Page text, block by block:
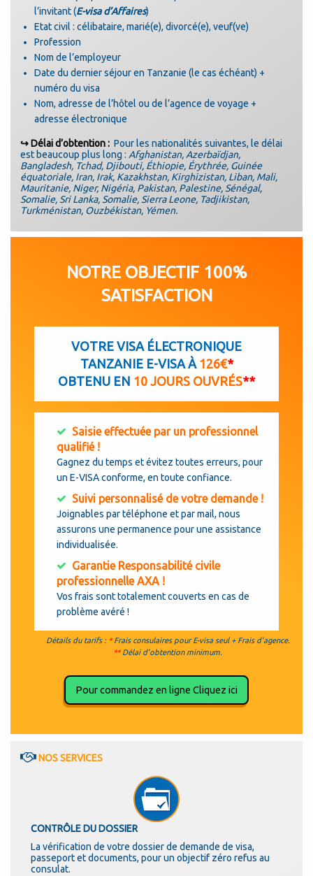
l’invitant (E-visa d’Affaires)
Etat civil : célibataire, marié(e), divorcé(e), veuf(ve)
Profession
Nom de l’employeur
Date du dernier séjour en Tanzanie (le cas échéant) +
numéro du visa
Nom, adresse de l’hôtel ou de l’agence de voyage +
adresse électronique
↪ Délai d’obtention : Pour les nationalités suivantes, le délai
est beaucoup plus long : Afghanistan, Azerbaïdjan,
Bangladesh, Tchad, Djibouti, Éthiopie, Érythrée, Guinée
équatoriale, Iran, Irak, Kazakhstan, Kirghizistan, Liban, Mali,
Mauritanie, Niger, Nigéria, Pakistan, Palestine, Sénégal,
Somalie, Sri Lanka, Somalie, Sierra Leone, Tadjikistan,
Turkménistan, Ouzbékistan, Yémen.
NOTRE OBJECTIF 100%
SATISFACTION
VOTRE VISA ÉLECTRONIQUE
TANZANIE E-VISA À 126€*
OBTENU EN 10 JOURS OUVRÉS**
Saisie effectuée par un professionnel
qualifié !
Gagnez du temps et évitez toutes erreurs, pour
un E-VISA conforme, en toute confiance.
Suivi personnalisé de votre demande !
Joignables par téléphone et par mail, nous
assurons une permanence pour une assistance
individualisée.
Garantie Responsabilité civile
professionnelle AXA !
Vos frais sont totalement couverts en cas de
problème avéré !
Détails du tarifs : *Frais consulaires pour E-visa seul + Frais d’agence.
**Délai d’obtention minimum.
Pour commandez en ligne Cliquez ici
NOS SERVICES
CONTRÔLE DU DOSSIER
La vérification de votre dossier de demande de visa,
passeport et documents, pour un objectif zéro refus au
consulat.